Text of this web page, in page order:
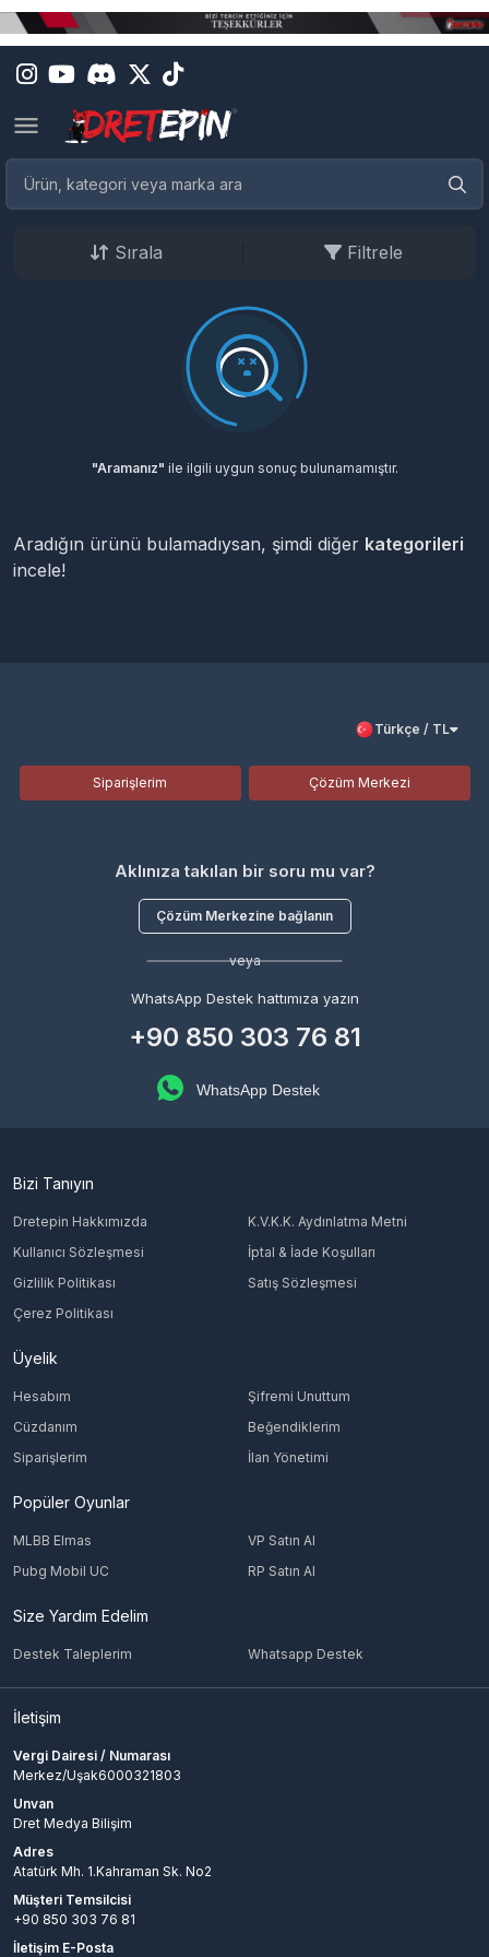
Sırala Filtrele
"Aramanız" ile ilgili uygun sonuç bulunamamıştır.
Aradığın ürünü bulamadıysan, şimdi diğer kategorileri
incele!
Türkçe / TL
Siparişlerim Çözüm Merkezi
Aklınıza takılan bir soru mu var?
Çözüm Merkezine bağlanın
veya
WhatsApp Destek hattımıza yazın
+90 850 303 76 81
WhatsApp Destek
Bizi Tanıyın
Dretepin Hakkımızda
K.V.K.K. Aydınlatma Metni
Kullanıcı Sözleşmesi
İptal & İade Koşulları
Gizlilik Politikası
Satış Sözleşmesi
Çerez Politikası
Üyelik
Hesabım
Şifremi Unuttum
Cüzdanım
Beğendiklerim
Siparişlerim
İlan Yönetimi
Popüler Oyunlar
MLBB Elmas
VP Satın Al
Pubg Mobil UC
RP Satın Al
Size Yardım Edelim
Destek Taleplerim Whatsapp Destek
İletişim
Vergi Dairesi / Numarası
Merkez/Uşak6000321803
Unvan
Dret Medya Bilişim
Adres
Atatürk Mh. 1.Kahraman Sk. No2
Müşteri Temsilcisi
+90 850 303 76 81
İletişim E-Posta